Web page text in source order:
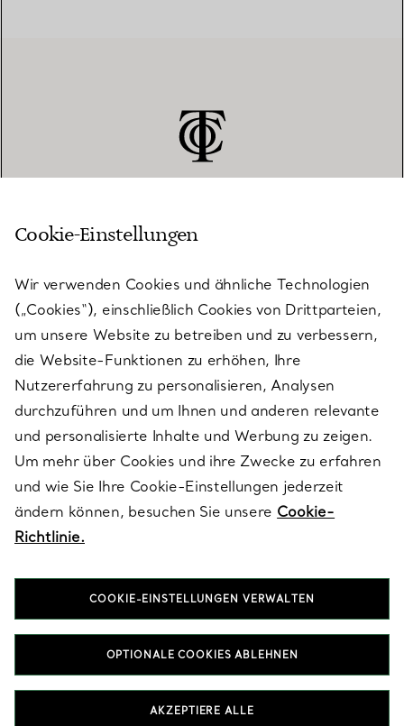
KUNDENSERVICE
SERVICES
ÜBER TIFFANY & CO.
RECHTLICHE HINWEISE
FOLGEN SIE UNS
T&Co. 2026
Cookie-Einstellungen
Wir verwenden Cookies und ähnliche Technologien
(„Cookies“), einschließlich Cookies von Drittparteien,
um unsere Website zu betreiben und zu verbessern,
die Website-Funktionen zu erhöhen, Ihre
Nutzererfahrung zu personalisieren, Analysen
durchzuführen und um Ihnen und anderen relevante
und personalisierte Inhalte und Werbung zu zeigen.
Um mehr über Cookies und ihre Zwecke zu erfahren
und wie Sie Ihre Cookie-Einstellungen jederzeit
ändern können, besuchen Sie unsere Cookie-
Richtlinie.
COOKIE-EINSTELLUNGEN VERWALTEN
OPTIONALE COOKIES ABLEHNEN
AKZEPTIERE ALLE